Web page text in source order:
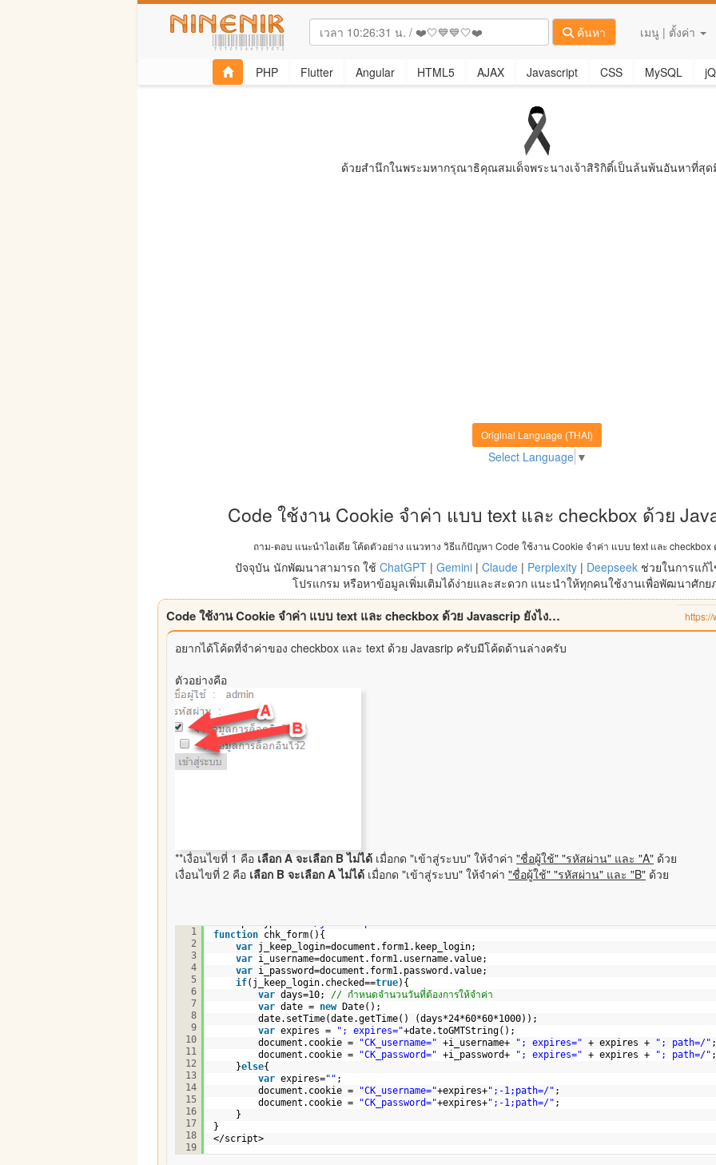
ค้นหา เมนู | ตั้งค่า
PHP Flutter Angular HTML5 AJAX Javascript CSS MySQL
ด้วยสํานึกในพระมหากรุณาธิคุณสมเด็จพระนางเจ้าสิริกิติ์เป็นล้นพ้นอันหาที่สุด
Original Language (THAI)
Select Language ▼
Code ใช้งาน Cookie จำค่า แบบ text และ checkbox ด้วย
ถาม-ตอบ แนะนำไอเดีย โค้ดตัวอย่าง แนวทาง วิธีแก้ปัญหา Code ใช้งาน Cookie จำค่า แบบ text และ checkbox
ปัจจุบัน นักพัฒนาสามารถ ใช้ ChatGPT| Gemini| Claude| Perplexity| Deepseekช่วยในการแก้
โปรแกรม หรือหาข้อมูลเพิ่มเติมได้ง่ายและสะดวก แนะนำให้ทุกคนใช้งานเพื่อพัฒนาศักย
Code ใช้งาน Cookie จำค่า แบบ text และ checkbox ด้วย Javascrip ยังไงครับ?
อยากได้โค้ดที่จำค่าของ checkbox และ text ด้วย Javasrip ครับมีโค้ดด้านล่างครับ
ตัวอย่างคือ
**เงื่อนไขที่ 1 คือ เลือก A จะเลือก B ไม่ได้ เมื่อกด "เข้าสู่ระบบ" ให้จำค่า "ชื่อผู้ใช้" "รหัสผ่าน" และ "A" ด้วย
เงื่อนไขที่ 2 คือ เลือก B จะเลือก A ไม่ได้ เมื่อกด "เข้าสู่ระบบ" ให้จำค่า "ชื่อผู้ใช้" "รหัสผ่าน" และ "B" ด้วย
1
2
3
4
5
6
7
8
9
10
11
12
13
14
15
16
17
18
19
<script type="text/javascript">
function chk_form(){
var j_keep_login=document.form1.keep_login;
var i_username=document.form1.username.value;
var i_password=document.form1.password.value;
if(j_keep_login.checked==true){
var days=10; // กำหนดจำนวนวันที่ต้องการให้จำค่า
var date = new
Date();
date.setTime(date.getTime() (days*24*60*60*1000));
var expires = "; expires="+date.toGMTString();
document.cookie =
"CK_username=" +i_username+ "; expires=" + expires + "; path=/" ;
document.cookie =
"CK_password=" +i_password+ "; expires=" + expires + "; path=/" ;
}else{
var expires="" ;
document.cookie =
"CK_username="+expires+";-1;path=/" ;
document.cookie =
"CK_password="+expires+";-1;path=/" ;
}
}
</script>